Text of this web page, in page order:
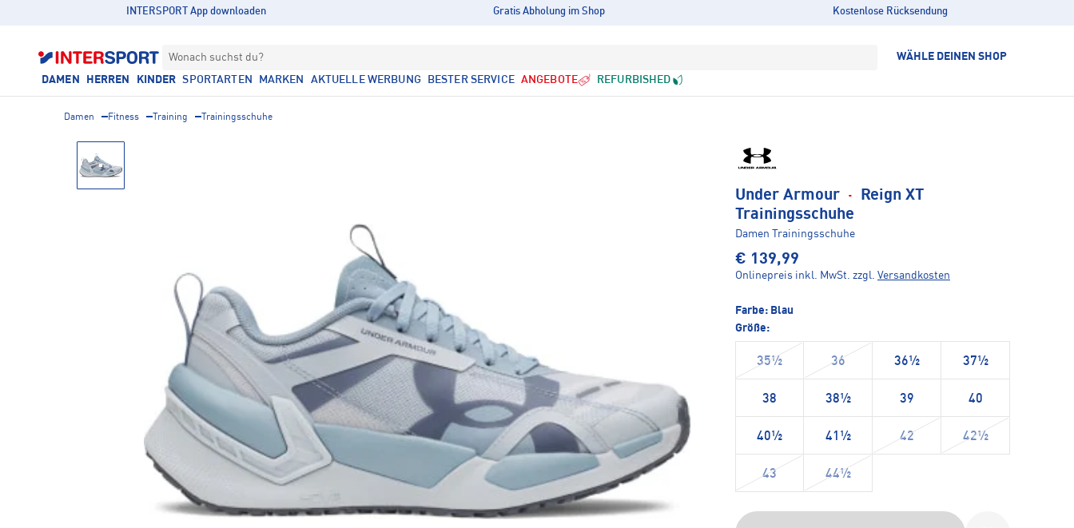
INTERSPORT App downloaden Gratis Abholung im Shop Kostenlose Rücksendung
Wonach suchst du? WÄHLE DEINEN SHOP
DAMEN HERREN KINDER SPORTARTEN MARKEN AKTUELLE WERBUNG BESTER SERVICE ANGEBOTE REFURBISHED
Damen Fitness Training Trainingsschuhe
Under Armour · Reign XT
Trainingsschuhe
Damen Trainingsschuhe
€ 139,99
Onlinepreis inkl. MwSt. zzgl. Versandkosten
Farbe: Blau
Größe:
35½ 36 36½ 37½
38 38½ 39 40
40½ 41½ 42 42½
43 44½